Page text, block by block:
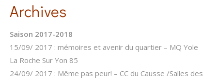
Archives
Saison 2017-2018
15/09/ 2017 : mémoires et avenir du quartier – MQ Yole
La Roche Sur Yon 85
24/09/ 2017 : Même pas peur! – CC du Causse /Salles des